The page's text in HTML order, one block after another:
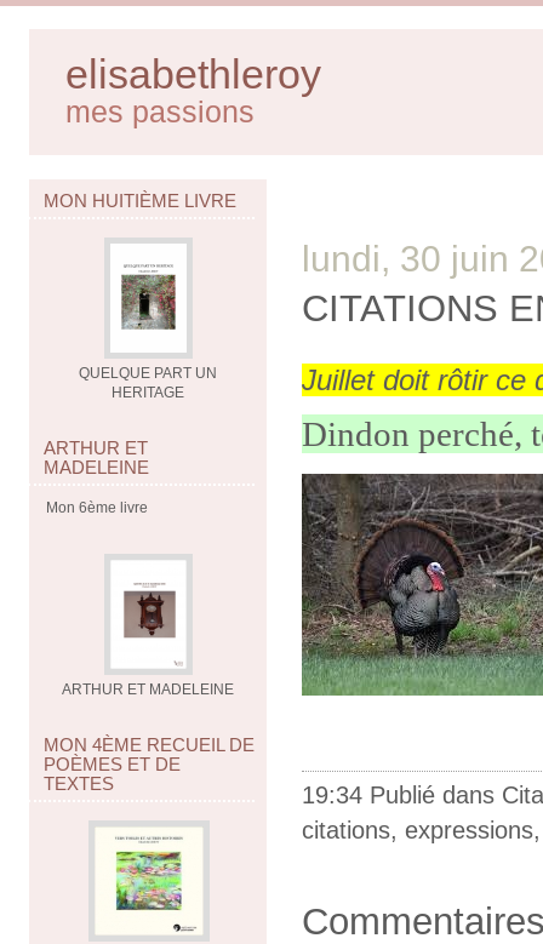
elisabethleroy
mes passions
MON HUITIÈME LIVRE
QUELQUE PART UN
HERITAGE
ARTHUR ET
MADELEINE
Mon 6ème livre
ARTHUR ET MADELEINE
MON 4ÈME RECUEIL DE
POÈMES ET DE
TEXTES
lundi, 30 juin
CITATIONS
Juillet doit rôtir ce
Dindon perché,
19:34 Publié dans
citations, expressions